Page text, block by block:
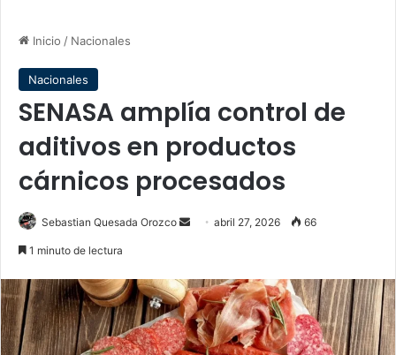
Inicio / Nacionales
Nacionales
SENASA amplía control de
aditivos en productos
cárnicos procesados
Sebastian Quesada Orozco
Sendabril 27, 2026 66
1 minuto de lectura